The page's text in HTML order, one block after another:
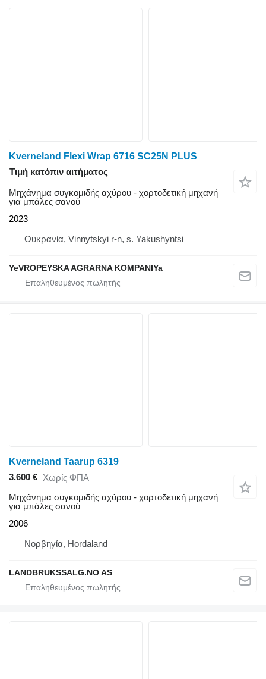
Kverneland Flexi Wrap 6716 SC25N PLUS
Τιμή κατόπιν αιτήματος
Μηχάνημα συγκομιδής αχύρου - χορτοδετική μηχανή
για μπάλες σανού
2023
Ουκρανία, Vinnytskyi r-n, s. Yakushyntsi
YeVROPEYSKA AGRARNA KOMPANIYa
Kverneland Taarup 6319
3.600 € Χωρίς ΦΠΑ
Μηχάνημα συγκομιδής αχύρου - χορτοδετική μηχανή
για μπάλες σανού
2006
Νορβηγία, Hordaland
LANDBRUKSSALG.NO AS